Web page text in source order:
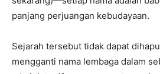
panjang perjuangan kebudayaan.
Sejarah tersebut tidak dapat
mengganti nama lembaga dalam